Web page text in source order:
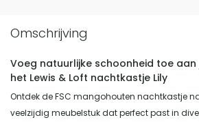
Voeg natuurlijke schoonheid toe
het Lewis & Loft nachtkastje Lily
Ontdek de FSC mangohouten nachtkastje
veelzijdig meubelstuk dat perfect past in